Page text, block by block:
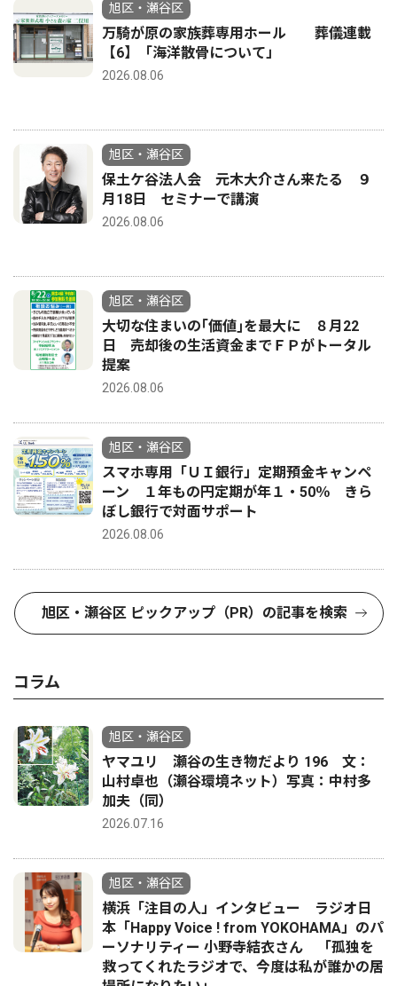
旭区・瀬谷区
万騎が原の家族葬専用ホール 葬儀連載
【6】「海洋散骨について」
2026.08.06
旭区・瀬谷区
保土ケ谷法人会 元木大介さん来たる ９
月18日 セミナーで講演
2026.08.06
旭区・瀬谷区
大切な住まいの｢価値｣を最大に ８月22
日 売却後の生活資金までＦＰがトータル
提案
2026.08.06
旭区・瀬谷区
スマホ専用「ＵＩ銀行」定期預金キャンペ
ーン １年もの円定期が年１・50％ きら
ぼし銀行で対面サポート
2026.08.06
旭区・瀬谷区 ピックアップ（PR）の記事を検索
コラム
旭区・瀬谷区
ヤマユリ 瀬谷の生き物だより 196 文：
山村卓也（瀬谷環境ネット）写真：中村多
加夫（同）
2026.07.16
旭区・瀬谷区
横浜「注目の人」インタビュー ラジオ日
本「Happy Voice ! from YOKOHAMA」のパ
ーソナリティー 小野寺結衣さん 「孤独を
救ってくれたラジオで、今度は私が誰かの居